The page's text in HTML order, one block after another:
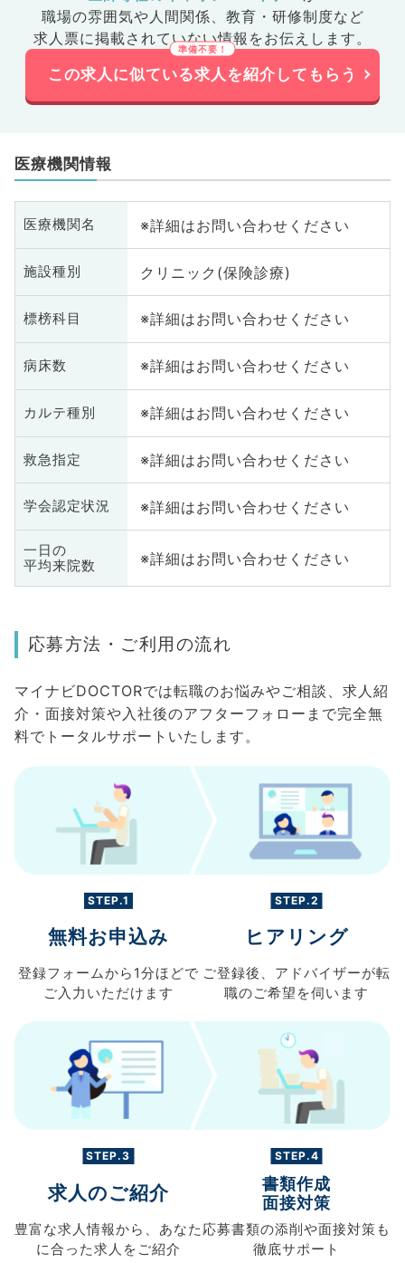
職場の雰囲気や人間関係、 教育・研修制度など
求人票に掲載されていない情報をお伝えします。
この求人に似ている求人を紹介してもらう
医療機関情報
医療機関名 ※詳細はお問い合わせください
施設種別 クリニック(保険診療)
標榜科目 ※詳細はお問い合わせください
病床数 ※詳細はお問い合わせください
カルテ種別 ※詳細はお問い合わせください
救急指定 ※詳細はお問い合わせください
学会認定状況 ※詳細はお問い合わせください
一日の
平均来院数
※詳細はお問い合わせください
応募方法・ご利用の流れ
マイナビDOCTORでは転職のお悩みやご相談、求人紹
介・面接対策や入社後のアフターフォローまで完全無
料でトータルサポートいたします。
STEP.1
無料お申込み
登録フォームから 1分ほどで
ご入力 いただけます
STEP.2
ヒアリング
ご登録後、 アドバイザーが転
職のご希望を伺います
STEP.3
求人のご紹介
豊富な求人情報から、 あなた
に合った求人を ご紹介
STEP.4
書類作成
面接対策
応募書類の添削や面接対策も
徹底サポート